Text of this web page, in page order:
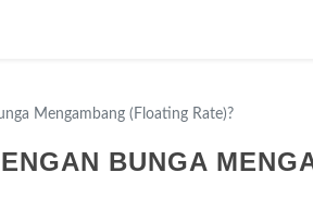
Mengambang (Floating Rate)?
BUNGA